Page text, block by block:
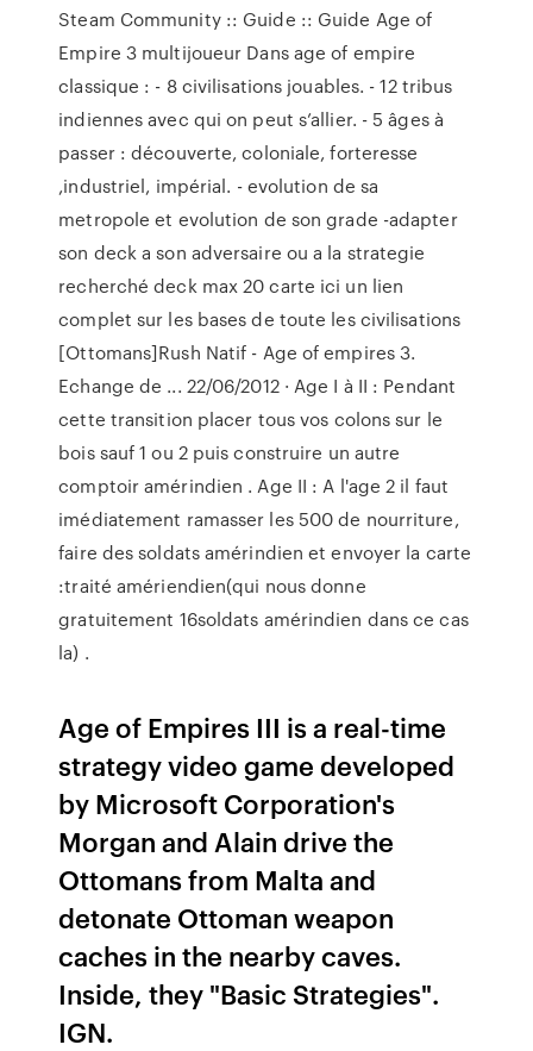
Steam Community :: Guide :: Guide Age of
Empire 3 multijoueur Dans age of empire
classique : - 8 civilisations jouables. - 12 tribus
indiennes avec qui on peut s’allier. - 5 âges à
passer : découverte, coloniale, forteresse
,industriel, impérial. - evolution de sa
metropole et evolution de son grade -adapter
son deck a son adversaire ou a la strategie
recherché deck max 20 carte ici un lien
complet sur les bases de toute les civilisations
[Ottomans]Rush Natif - Age of empires 3.
Echange de ... 22/06/2012 · Age I à II : Pendant
cette transition placer tous vos colons sur le
bois sauf 1 ou 2 puis construire un autre
comptoir amérindien . Age II : A l'age 2 il faut
imédiatement ramasser les 500 de nourriture,
faire des soldats amérindien et envoyer la carte
:traité amériendien(qui nous donne
gratuitement 16soldats amérindien dans ce cas
la) .
Age of Empires III is a real-time
strategy video game developed
by Microsoft Corporation's
Morgan and Alain drive the
Ottomans from Malta and
detonate Ottoman weapon
caches in the nearby caves.
Inside, they "Basic Strategies".
IGN.